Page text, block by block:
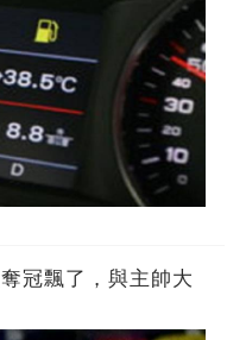
冠飄了，與主帥大